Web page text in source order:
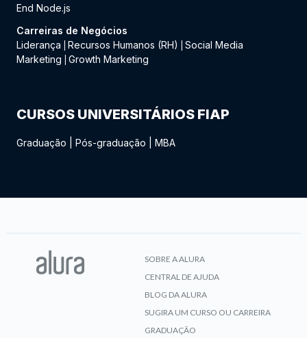
End Node.js
Carreiras de Negócios
Liderança
Recursos Humanos (RH)
Social Media
Marketing
Growth Marketing
CURSOS UNIVERSITÁRIOS FIAP
Graduação Pós-graduação MBA
SOBRE A ALURA
CENTRAL DE AJUDA
BLOG DA ALURA
SUGIRA UM CURSO OU CARREIRA
GRADUAÇÃO